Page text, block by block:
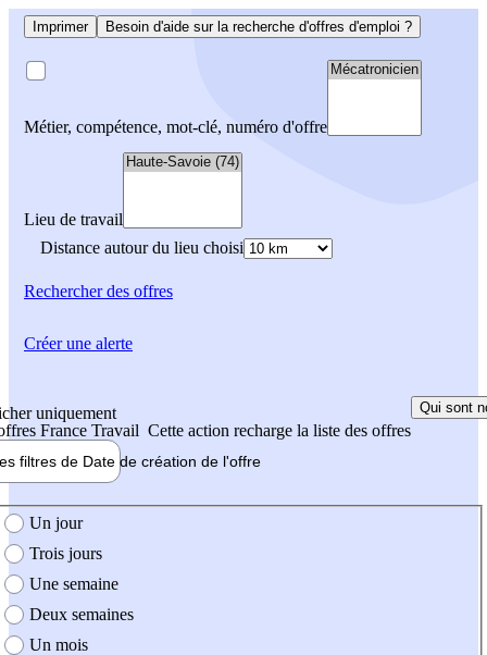
Imprimer Besoin d'aide sur la recherche d'offres d'emploi ?
Métier, compétence, mot-clé, numéro d'offre
Lieu de travail
Distance autour du lieu choisi
Rechercherdes offres
uniquement
France Travail Cette action recharge la liste des offres
Qui sont
filtres de Date de création de l'offre
création de l'offre
Un jour
Trois jours
Une semaine
Deux semaines
Un mois
Créer une alerte